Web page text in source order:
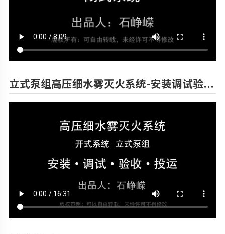
立式泵组高压细水雾灭火系统-安装调试验收投运